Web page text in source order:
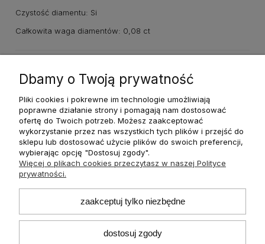
Czystość diamentu: Si
Całkowita waga diamentów: 0,08 ct
O nas
Płatności i dostawa
Informacje
Pomoc
Dbamy o Twoją prywatność
Pliki cookies i pokrewne im technologie umożliwiają
poprawne działanie strony i pomagają nam dostosować
ofertę do Twoich potrzeb. Możesz zaakceptować
wykorzystanie przez nas wszystkich tych plików i przejść do
sklepu lub dostosować użycie plików do swoich preferencji,
wybierając opcję "Dostosuj zgody".
Więcej o plikach cookies przeczytasz w naszej Polityce
prywatności.
zaakceptuj tylko niezbędne
dostosuj zgody